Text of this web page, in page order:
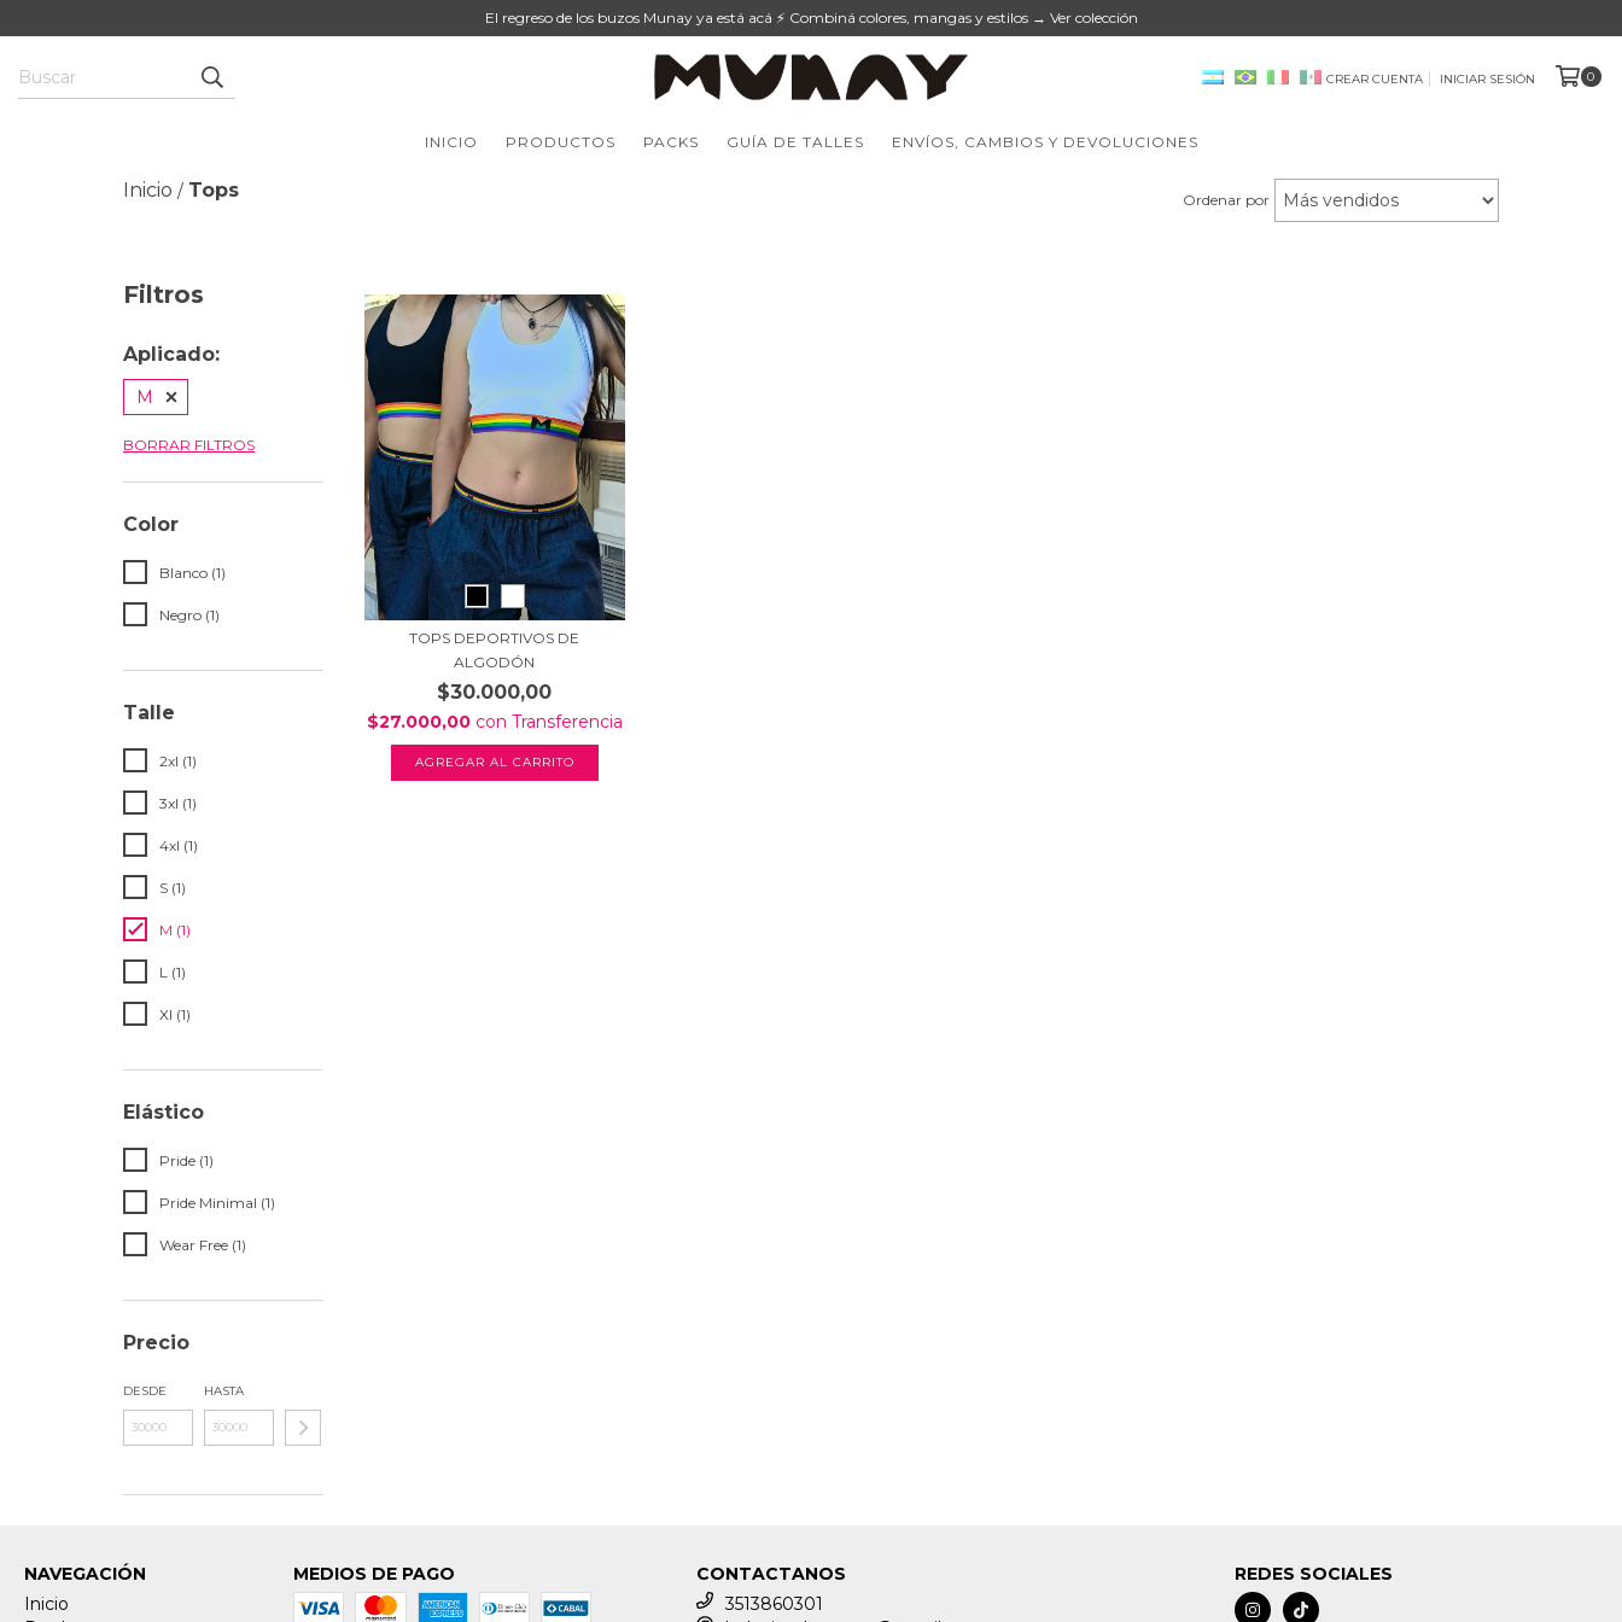
El regreso de los buzos Munay ya está acá ⚡ Combiná colores, mangas y estilos → Ver colección
CREAR CUENTA INICIAR SESIÓN 0
INICIO PRODUCTOS PACKS GUÍA DE TALLES ENVÍOS, CAMBIOS Y DEVOLUCIONES
Inicio / Tops Ordenar por
Filtros
Aplicado:
M
BORRAR FILTROS
Color
Blanco (1)
Negro (1)
Talle
2xl (1)
3xl (1)
4xl (1)
S (1)
M (1)
L (1)
Xl (1)
Elástico
Pride (1)
Pride Minimal (1)
Wear Free (1)
Precio
DESDE HASTA
TOPS DEPORTIVOS DE
ALGODÓN
$30.000,00
$27.000,00 con Transferencia
AGREGAR AL CARRITO
NAVEGACIÓN
Inicio
MEDIOS DE PAGO
CONTACTANOS
3513860301
REDES SOCIALES